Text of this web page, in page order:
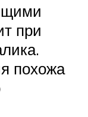
при
похожа